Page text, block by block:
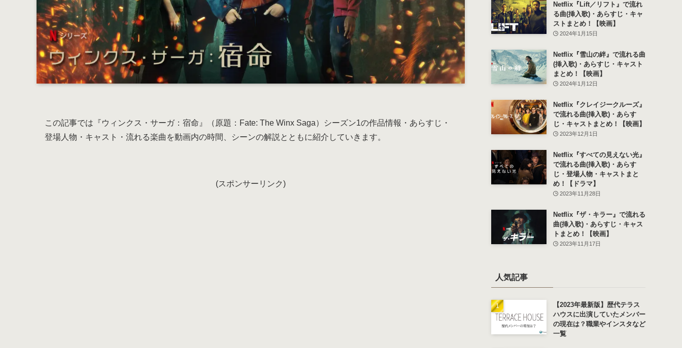
この記事では『ウィンクス・サーガ：宿命』（原題：Fate: The Winx Saga）シーズン1の作品情報・あらすじ・
登場人物・キャスト・流れる楽曲を動画内の時間、シーンの解説とともに紹介していきます。
(スポンサーリンク)
Netflix『Lift／リフト』で流れ
る曲(挿入歌)・あらすじ・キャ
ストまとめ！【映画】
2024年1月15日
Netflix『雪山の絆』で流れる曲
(挿入歌)・あらすじ・キャスト
まとめ！【映画】
2024年1月12日
Netflix『クレイジークルーズ』
で流れる曲(挿入歌)・あらす
じ・キャストまとめ！【映画】
2023年12月1日
Netflix『すべての見えない光』
で流れる曲(挿入歌)・あらす
じ・登場人物・キャストまと
め！【ドラマ】
2023年11月28日
Netflix『ザ・キラー』で流れる
曲(挿入歌)・あらすじ・キャス
トまとめ！【映画】
2023年11月17日
人気記事
【2023年最新版】歴代テラス
ハウスに出演していたメンバー
の現在は？職業やインスタなど
一覧